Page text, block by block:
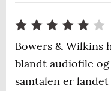
Bowers & Wilkins
blandt audiofile
samtalen er